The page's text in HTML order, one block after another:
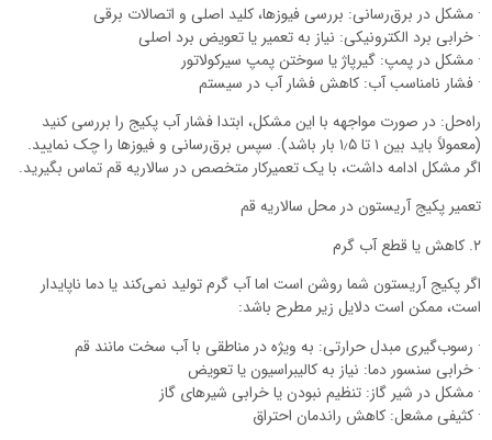
· مشکل در برق‌رسانی: بررسی فیوزها، کلید اصلی و اتصالات برقی
· خرابی برد الکترونیکی: نیاز به تعمیر یا تعویض برد اصلی
· مشکل در پمپ: گیرپاژ یا سوختن پمپ سیرکولاتور
· فشار نامناسب آب: کاهش فشار آب در سیستم
راه‌حل: در صورت مواجهه با این مشکل، ابتدا فشار آب پکیج را بررسی کنید
(معمولاً باید بین ۱ تا ۱٫۵ بار باشد). سپس برق‌رسانی و فیوزها را چک نمایید.
اگر مشکل ادامه داشت، با یک تعمیرکار متخصص در سالاریه قم تماس بگیرید.
تعمیر پکیج آریستون در محل سالاریه قم
۲. کاهش یا قطع آب گرم
اگر پکیج آریستون شما روشن است اما آب گرم تولید نمی‌کند یا دما ناپایدار
است، ممکن است دلایل زیر مطرح باشد:
· رسوب‌گیری مبدل حرارتی: به ویژه در مناطقی با آب سخت مانند قم
· خرابی سنسور دما: نیاز به کالیبراسیون یا تعویض
· مشکل در شیر گاز: تنظیم نبودن یا خرابی شیرهای گاز
· کثیفی مشعل: کاهش راندمان احتراق